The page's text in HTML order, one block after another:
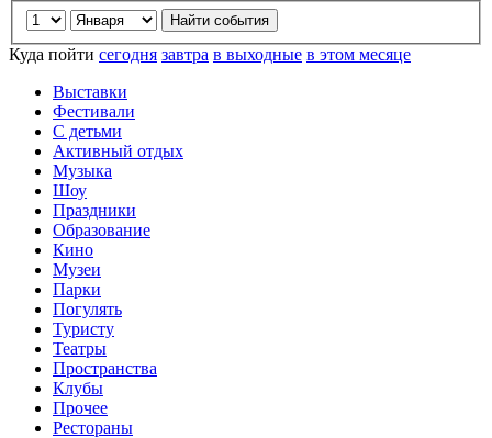
Куда пойти сегодня завтра в выходные в этом месяце
Выставки
Фестивали
С детьми
Активный отдых
Музыка
Шоу
Праздники
Образование
Кино
Музеи
Парки
Погулять
Туристу
Театры
Пространства
Клубы
Прочее
Рестораны